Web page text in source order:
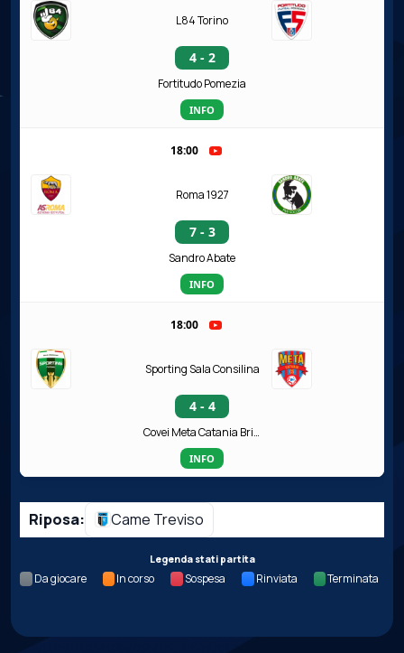
L84 Torino
4 - 2
Fortitudo Pomezia
INFO
18:00
Roma 1927
7 - 3
Sandro Abate
INFO
18:00
Sporting Sala Consilina
4 - 4
Covei Meta Catania Bricocity
INFO
Riposa: Came Treviso
Legenda stati partita
Da giocare In corso Sospesa Rinviata Terminata